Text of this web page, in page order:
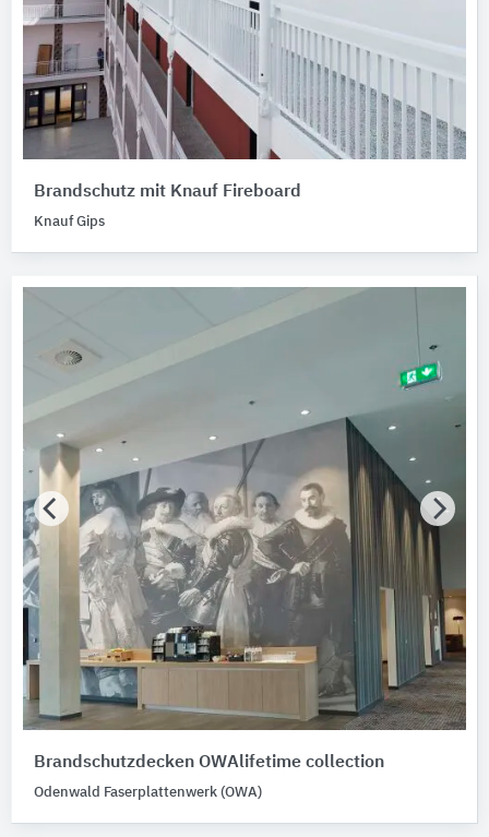
Brandschutz mit Knauf Fireboard
Knauf Gips
Brandschutzdecken OWAlifetime collection
Odenwald Faserplattenwerk (OWA)